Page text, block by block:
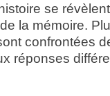
se
la mémoire.
confrontées
réponses